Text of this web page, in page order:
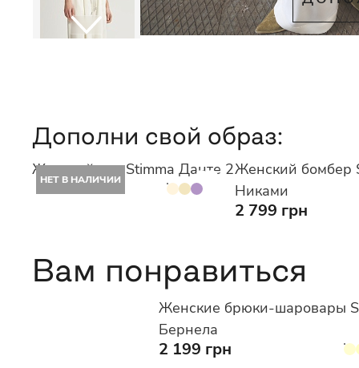
Дополни свой образ:
НЕТ В НАЛИЧИИ
Женский топ Stimma Данте 2Женский бомбер
Никами
2 799 грн
Вам понравиться
Женские брюки-шаровары
Бернела
2 199 грн